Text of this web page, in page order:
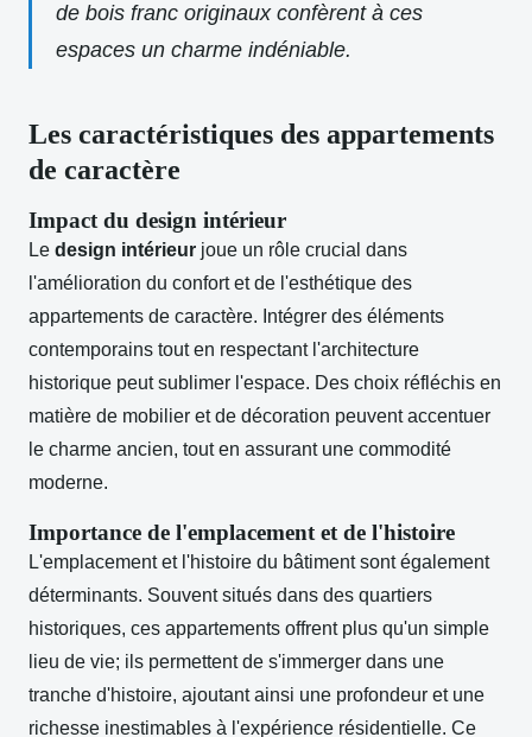
de bois franc originaux confèrent à ces
espaces un charme indéniable.
Les caractéristiques des appartements
de caractère
Impact du design intérieur
Le design intérieur joue un rôle crucial dans
l'amélioration du confort et de l'esthétique des
appartements de caractère. Intégrer des éléments
contemporains tout en respectant l'architecture
historique peut sublimer l'espace. Des choix réfléchis en
matière de mobilier et de décoration peuvent accentuer
le charme ancien, tout en assurant une commodité
moderne.
Importance de l'emplacement et de l'histoire
L'emplacement et l'histoire du bâtiment sont également
déterminants. Souvent situés dans des quartiers
historiques, ces appartements offrent plus qu'un simple
lieu de vie; ils permettent de s'immerger dans une
tranche d'histoire, ajoutant ainsi une profondeur et une
richesse inestimables à l'expérience résidentielle. Ce